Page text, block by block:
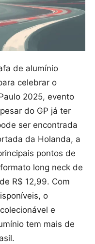
de alumínio
celebrar o
2025, evento
do GP já ter
ser encontrada
da Holanda, a
pontos de
long neck de
R$ 12,99. Com
o
e
tem mais de